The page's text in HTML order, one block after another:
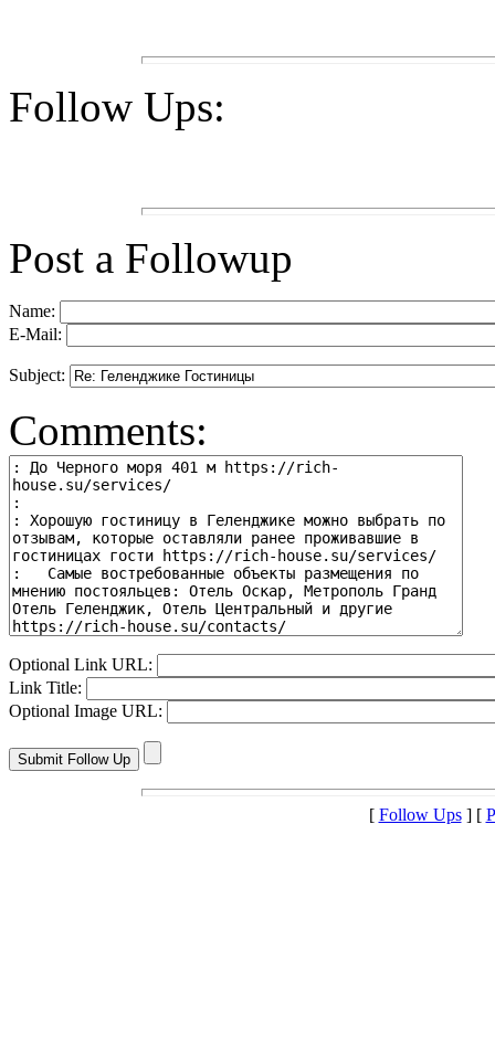
Follow Ups:
Post a Followup
Name:
E-Mail:
Subject:
Comments:
Optional Link URL:
Link Title:
Optional Image URL:
[ Follow Ups] [